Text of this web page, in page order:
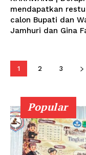
mendapatkan
calon Bupati dan
Jamhuri dan Gina
1 2 3
Popular